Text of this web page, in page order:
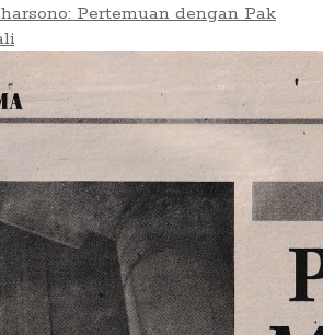
Pertemuan dengan Pak